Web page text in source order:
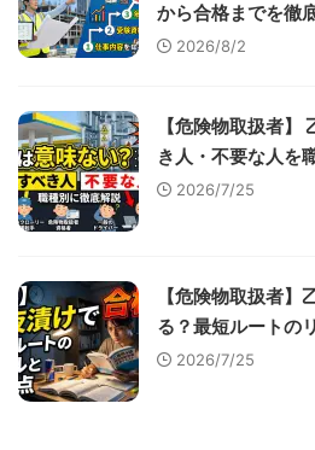
から合格までを徹
2026/8/2
【危険物取扱者
き人・不要な人を
2026/7/25
【危険物取扱者
る？最短ルートの
2026/7/25